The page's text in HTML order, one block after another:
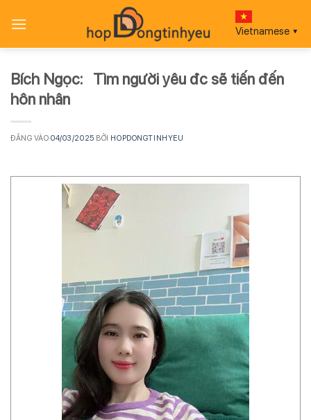
qua
Vietnamese ▼
Bích Ngọc: Tìm người yêu đc sẽ tiến đến
hôn nhân
ĐĂNG VÀO04/03/2025 BỞI HOPDONGTINHYEU